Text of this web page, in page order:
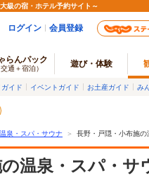
級の宿・ホテル予約サイト～
ログイン 会員登録
らんパック
通＋宿泊） 遊び・体験
イド イベントガイド お土産ガイド み
泉・スパ・サウナ ＞ 長野・戸隠・小布施の
温泉・スパ・サ